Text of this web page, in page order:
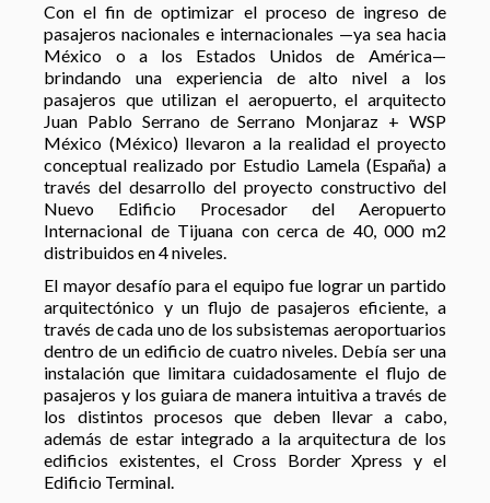
Con el fin de optimizar el proceso de ingreso de
pasajeros nacionales e internacionales —ya sea hacia
México o a los Estados Unidos de América—
brindando una experiencia de alto nivel a los
pasajeros que utilizan el aeropuerto, el arquitecto
Juan Pablo Serrano de Serrano Monjaraz + WSP
México (México) llevaron a la realidad el proyecto
conceptual realizado por Estudio Lamela (España) a
través del desarrollo del proyecto constructivo del
Nuevo Edificio Procesador del Aeropuerto
Internacional de Tijuana con cerca de 40, 000 m2
distribuidos en 4 niveles.
El mayor desafío para el equipo fue lograr un partido
arquitectónico y un flujo de pasajeros eficiente, a
través de cada uno de los subsistemas aeroportuarios
dentro de un edificio de cuatro niveles. Debía ser una
instalación que limitara cuidadosamente el flujo de
pasajeros y los guiara de manera intuitiva a través de
los distintos procesos que deben llevar a cabo,
además de estar integrado a la arquitectura de los
edificios existentes, el Cross Border Xpress y el
Edificio Terminal.